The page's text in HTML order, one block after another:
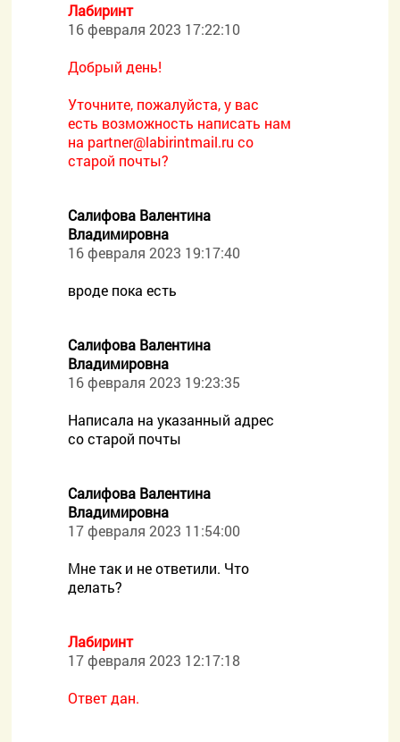
Лабиринт
16 февраля 2023 17:22:10
Добрый день!
Уточните, пожалуйста, у вас
есть возможность написать нам
на partner@labirintmail.ru со
старой почты?
Салифова Валентина
Владимировна
16 февраля 2023 19:17:40
вроде пока есть
Салифова Валентина
Владимировна
16 февраля 2023 19:23:35
Написала на указанный адрес
со старой почты
Салифова Валентина
Владимировна
17 февраля 2023 11:54:00
Мне так и не ответили. Что
делать?
Лабиринт
17 февраля 2023 12:17:18
Ответ дан.